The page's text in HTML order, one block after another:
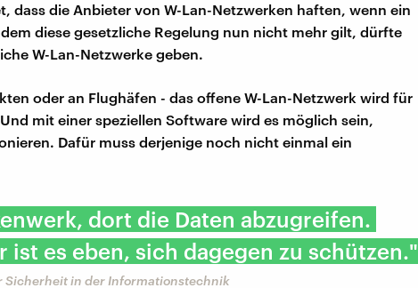
dass die Anbieter von W-Lan-Netzwerken haften, wenn ein
diese gesetzliche Regelung nun nicht mehr gilt, dürfte
W-Lan-Netzwerke geben.
oder an Flughäfen - das offene W-Lan-Netzwerk wird für
mit einer speziellen Software wird es möglich sein,
Dafür muss derjenige noch nicht einmal ein
dort die Daten abzugreifen.
ist es eben, sich dagegen zu schützen."
Sicherheit in der Informationstechnik